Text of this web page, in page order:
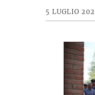
5 LUGLIO